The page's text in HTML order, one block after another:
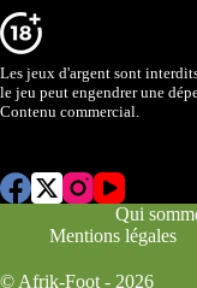
Les jeux d'argent sont
le jeu peut engendrer une
Contenu commercial.
Qui
Mentions légales
© Afrik-Foot - 2026